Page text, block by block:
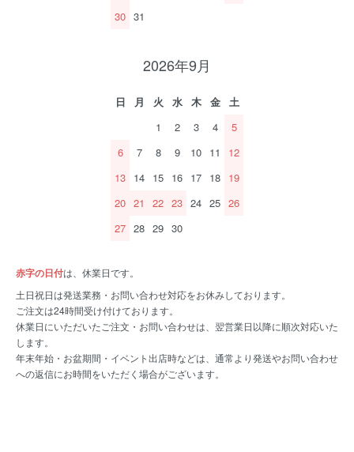
30 31
2026年9月
日 月 火 水 木 金
土
1
2 3 4
5
6
7 8 9 10 11
12
13 14 15 16 17 18 19
20 21 22 23 24 25 26
27 28 29 30
赤字の日付は、休業日です。
土日祝日は発送業務・お問い合わせ対応をお休みしております。
ご注文は24時間受け付けております。
休業日にいただいたご注文・お問い合わせは、翌営業日以降に順次対応いた
します。
年末年始・お盆期間・イベント出店時などは、通常より発送やお問い合わせ
への返信にお時間をいただく場合がございます。